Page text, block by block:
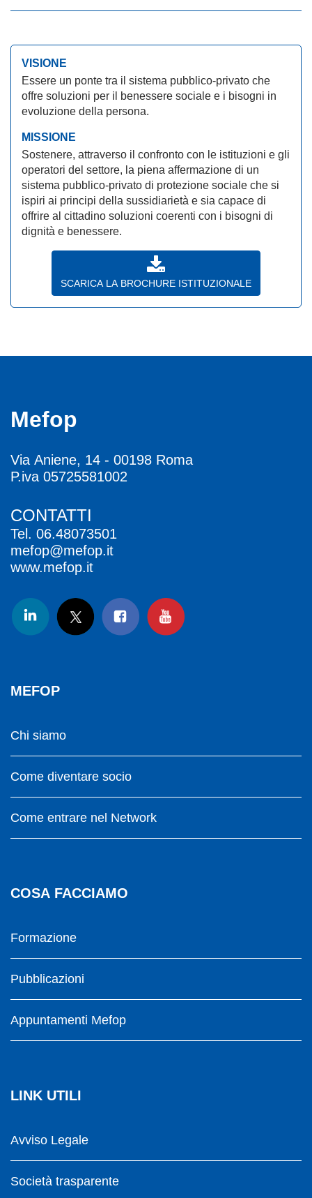
VISIONE
Essere un ponte tra il sistema pubblico-privato che
offre soluzioni per il benessere sociale e i bisogni in
evoluzione della persona.
MISSIONE
Sostenere, attraverso il confronto con le istituzioni e gli
operatori del settore, la piena affermazione di un
sistema pubblico-privato di protezione sociale che si
ispiri ai principi della sussidiarietà e sia capace di
offrire al cittadino soluzioni coerenti con i bisogni di
dignità e benessere.
SCARICA LA BROCHURE ISTITUZIONALE
Mefop
Via Aniene, 14 - 00198 Roma
P.iva 05725581002
CONTATTI
Tel. 06.48073501
mefop@mefop.it
www.mefop.it
MEFOP
Chi siamo
Come diventare socio
Come entrare nel Network
COSA FACCIAMO
Formazione
Pubblicazioni
Appuntamenti Mefop
LINK UTILI
Avviso Legale
Società trasparente